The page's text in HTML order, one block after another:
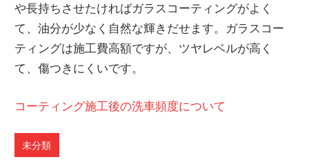
や長持ちさせたければガラスコーティングがよく
て、油分が少なく自然な輝きだせます。ガラスコー
ティングは施工費高額ですが、ツヤレベルが高く
て、傷つきにくいです。
コーティング施工後の洗車頻度について
未分類